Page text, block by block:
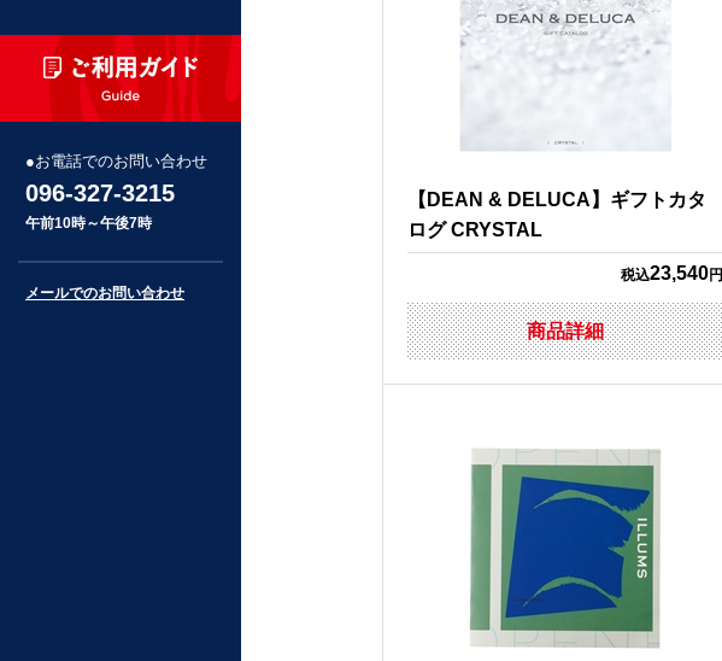
【DEAN & DELUCA】ギフトカタ
ログ CRYSTAL
税込23,540円
商品詳細
お電話でのお問い合わせ
096-327-3215
午前10時～午後7時
メールでのお問い合わせ